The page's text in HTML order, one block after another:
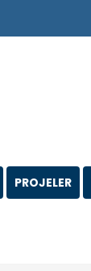
PROJELER